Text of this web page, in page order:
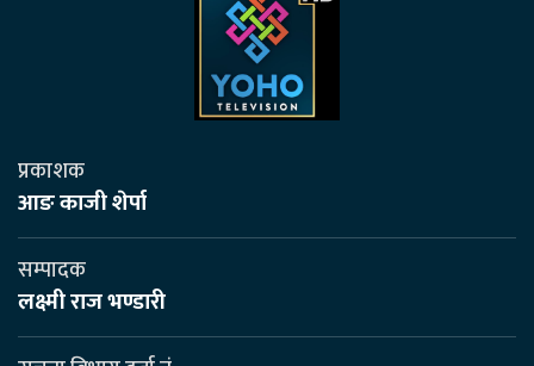
प्रकाशक
आङ काजी शेर्पा
सम्पादक
लक्ष्मी राज भण्डारी